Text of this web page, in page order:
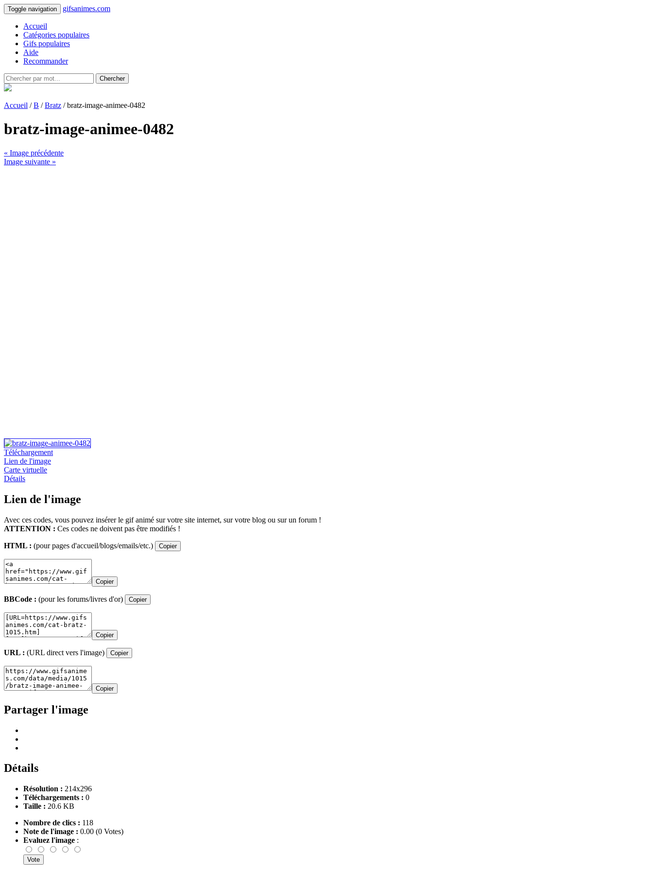
Toggle navigation gifsanimes.com
Accueil
Catégories populaires
Gifs populaires
Aide
Recommander
Chercher
Accueil /B /Bratz / bratz-image-animee-0482
bratz-image-animee-0482
« Image précédente
Image suivante »
Téléchargement
Lien de l'image
Carte virtuelle
Détails
Lien de l'image
Avec ces codes, vous pouvez insérer le gif animé sur votre site internet, sur votre blog ou sur un forum !
ATTENTION : Ces codes ne doivent pas être modifiés !
HTML : (pour pages d'accueil/blogs/emails/etc.) Copier
Copier
BBCode : (pour les forums/livres d'or) Copier
Copier
URL : (URL direct vers l'image) Copier
Copier
Partager l'image
Détails
Résolution : 214x296
Téléchargements : 0
Taille : 20.6 KB
Nombre de clics : 118
Note de l'image : 0.00 (0 Votes)
Evaluez l'image :